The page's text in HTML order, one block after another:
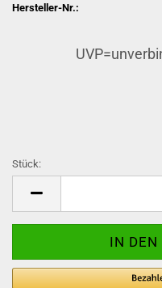
Hersteller-Nr.:
Stück: